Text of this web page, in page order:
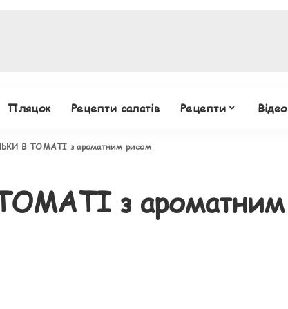
Пляцок Рецепти салатів Рецепти Відео
В ТОМАТІ з ароматним рисом
з ароматним